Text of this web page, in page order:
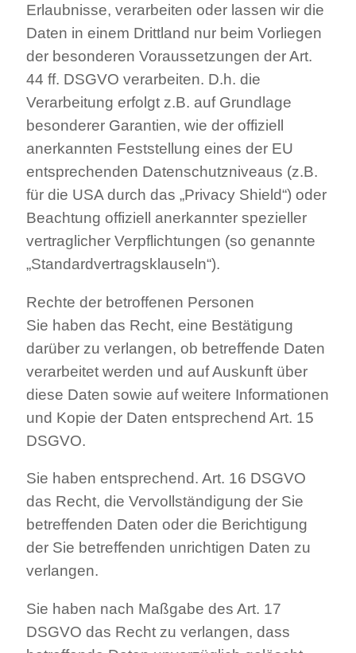
Erlaubnisse, verarbeiten oder lassen wir die
Daten in einem Drittland nur beim Vorliegen
der besonderen Voraussetzungen der Art.
44 ff. DSGVO verarbeiten. D.h. die
Verarbeitung erfolgt z.B. auf Grundlage
besonderer Garantien, wie der offiziell
anerkannten Feststellung eines der EU
entsprechenden Datenschutzniveaus (z.B.
für die USA durch das „Privacy Shield“) oder
Beachtung offiziell anerkannter spezieller
vertraglicher Verpflichtungen (so genannte
„Standardvertragsklauseln“).
Rechte der betroffenen Personen
Sie haben das Recht, eine Bestätigung
darüber zu verlangen, ob betreffende Daten
verarbeitet werden und auf Auskunft über
diese Daten sowie auf weitere Informationen
und Kopie der Daten entsprechend Art. 15
DSGVO.
Sie haben entsprechend. Art. 16 DSGVO
das Recht, die Vervollständigung der Sie
betreffenden Daten oder die Berichtigung
der Sie betreffenden unrichtigen Daten zu
verlangen.
Sie haben nach Maßgabe des Art. 17
DSGVO das Recht zu verlangen, dass